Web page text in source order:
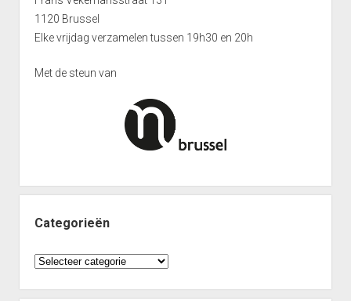
Punten Afdeling 4D
Interclub Afdeling 5J 2013 – 2014
Punten Afdeling 5J 2013 – 2014
Punten Afdeling 5K 2013-2014
Reeks 2B 2013 – 2014
1120 Brussel
Elke vrijdag verzamelen tussen 19h30 en 20h
Met de steun van
Categorieën
Categorieën